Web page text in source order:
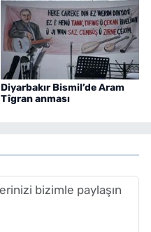
Diyarbakır Bismil’de Aram
Tîgran anması